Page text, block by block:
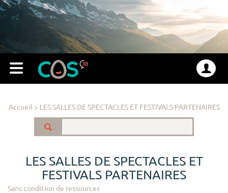
Accueil > LES SALLES DE SPECTACLES ET FESTIVALS PARTENAIRES
LES SALLES DE SPECTACLES ET
FESTIVALS PARTENAIRES
Sans condition de ressources